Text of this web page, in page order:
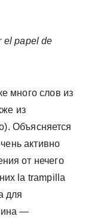
el papel de
много слов из
из
Объясняется
активно
от нечего
la trampilla
для
—